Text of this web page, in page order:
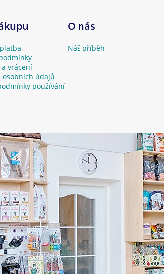
a vrácení
osobních údajů
používání
O nás
Náš příběh